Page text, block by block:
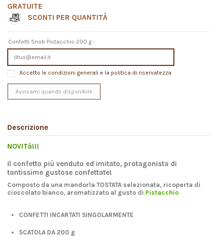
GRATUITE
SCONTI PER QUANTITÀ
Confetti Snob Pistacchio 200 g -
Accetto le condizioni generali e la politica di riservatezza
Descrizione
NOVITà!!!
Il confetto più venduto ed imitato, protagonista di
tantissime gustose confettate!
Composto da una mandorla TOSTATA selezionata, ricoperta di
cioccolato bianco, aromatizzato al gusto di Pistacchio
CONFETTI INCARTATI SINGOLARMENTE
SCATOLA DA 200 g